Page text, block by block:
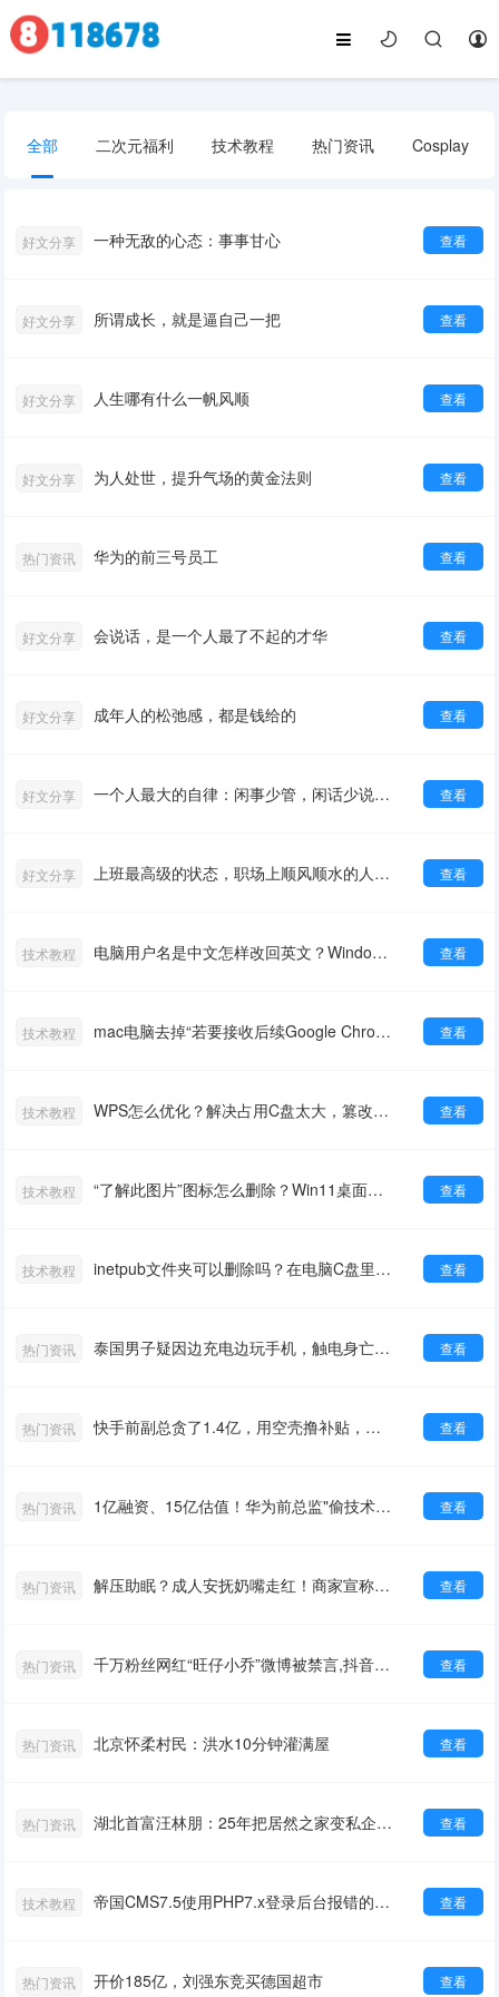
全部 二次元福利 技术教程 热门资讯 Cosplay
好文分享 一种无敌的心态：事事甘心 查看
好文分享 所谓成长，就是逼自己一把 查看
好文分享 人生哪有什么一帆风顺 查看
好文分享 为人处世，提升气场的黄金法则 查看
热门资讯 华为的前三号员工 查看
好文分享 会说话，是一个人最了不起的才华 查看
好文分享 成年人的松弛感，都是钱给的 查看
好文分享 一个人最大的自律：闲事少管，闲话少说，闲心少操 查看
好文分享 上班最高级的状态，职场上顺风顺水的人，身上都有三个特征 查看
技术教程 电脑用户名是中文怎样改回英文？Windows改用户文件夹名方法 查看
技术教程 mac电脑去掉“若要接收后续Google Chrome更新”提示 查看
技术教程 WPS怎么优化？解决占用C盘太大，篡改图片查看，右键菜单乱 查看
技术教程 “了解此图片”图标怎么删除？Win11桌面了解此图片隐藏关闭 查看
技术教程 inetpub文件夹可以删除吗？在电脑C盘里，是干什么用的？ 查看
热门资讯 泰国男子疑因边充电边玩手机，触电身亡，尸体焦黑，手还紧握手机 查看
热门资讯 快手前副总贪了1.4亿，用空壳撸补贴，坐牢14年 查看
热门资讯 1亿融资、15亿估值！华为前总监"偷技术"被送进监狱 查看
热门资讯 解压助眠？成人安抚奶嘴走红！商家宣称能防磨牙，口腔专家：极不负责 查看
热门资讯 千万粉丝网红“旺仔小乔”微博被禁言,抖音、小红书被禁止关注 查看
热门资讯 北京怀柔村民：洪水10分钟灌满屋 查看
热门资讯 湖北首富汪林朋：25年把居然之家变私企，最后跳楼了！ 查看
技术教程 帝国CMS7.5使用PHP7.x登录后台报错的解决方法！ 查看
热门资讯 开价185亿，刘强东竞买德国超市 查看